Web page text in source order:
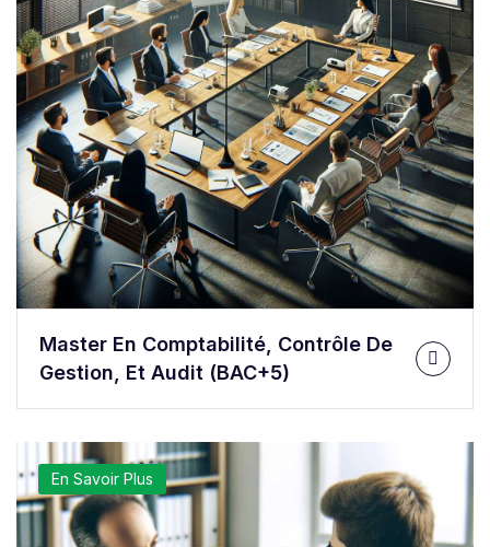
Master En Comptabilité, Contrôle De
Gestion, Et Audit (BAC+5)
En Savoir Plus